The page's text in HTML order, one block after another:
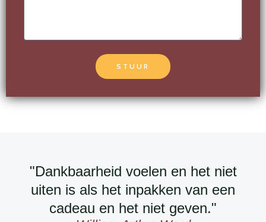
STUUR
"Dankbaarheid voelen en het niet
uiten is als het inpakken van een
cadeau en het niet geven."